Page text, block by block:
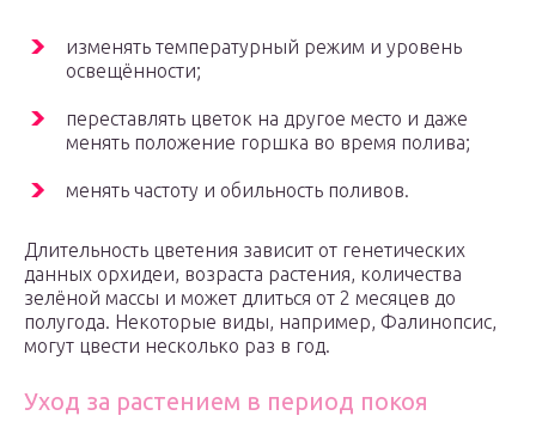
изменять температурный режим и уровень
освещённости;
переставлять цветок на другое место и даже
менять положение горшка во время полива;
менять частоту и обильность поливов.
Длительность цветения зависит от генетических
данных орхидеи, возраста растения, количества
зелёной массы и может длиться от 2 месяцев до
полугода. Некоторые виды, например, Фалинопсис,
могут цвести несколько раз в год.
Уход за растением в период покоя